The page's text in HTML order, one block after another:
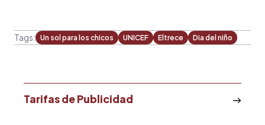
Tags: Un sol para los chicos UNICEF Eltrece Dia del niño
Tarifas de Publicidad